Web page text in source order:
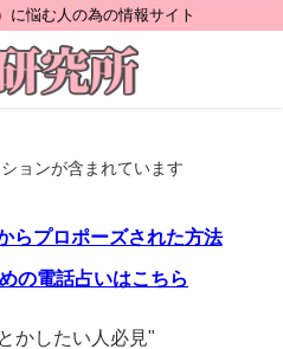
に悩む人の為の情報サイト
ョンが含まれています
らプロポーズされた方法
の電話占いはこちら
かしたい人必見"